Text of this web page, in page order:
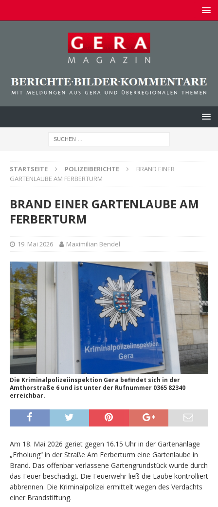
STARTSEITE POLIZEIBERICHTE
BRAND EINER
GARTENLAUBE AM FERBERTURM
BRAND EINER GARTENLAUBE AM
FERBERTURM
19. Mai 2026 Maximilian Bendel
Die Kriminalpolizeiinspektion Gera befindet sich in der
Amthorstraße 6 und ist unter der Rufnummer 0365 82340
erreichbar.
Am 18. Mai 2026 geriet gegen 16.15 Uhr in der Gartenanlage
„Erholung“ in der Straße Am Ferberturm eine Gartenlaube in
Brand. Das offenbar verlassene Gartengrundstück wurde durch
das Feuer beschädigt. Die Feuerwehr ließ die Laube kontrolliert
abbrennen. Die Kriminalpolizei ermittelt wegen des Verdachts
einer Brandstiftung.